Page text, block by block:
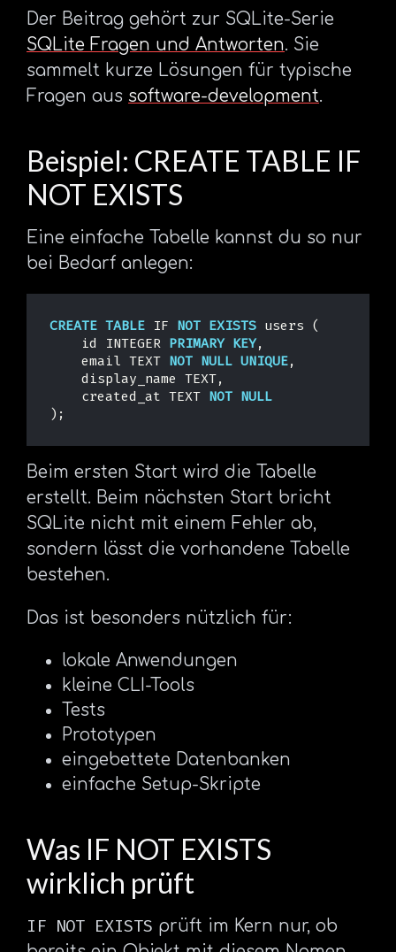
Der Beitrag gehört zur SQLite-Serie
SQLite Fragen und Antworten. Sie
sammelt kurze Lösungen für typische
Fragen aus software-development.
Beispiel: CREATE TABLE IF
NOT EXISTS
Eine einfache Tabelle kannst du so nur
bei Bedarf anlegen:
CREATE TABLE IF NOT EXISTS users
(
id
INTEGER PRIMARY KEY,
email TEXT NOT NULL UNIQUE,
display_name
TEXT,
created_at TEXT NOT NULL
);
Beim ersten Start wird die Tabelle
erstellt. Beim nächsten Start bricht
SQLite nicht mit einem Fehler ab,
sondern lässt die vorhandene Tabelle
bestehen.
Das ist besonders nützlich für:
lokale Anwendungen
kleine CLI-Tools
Tests
Prototypen
eingebettete Datenbanken
einfache Setup-Skripte
Was IF NOT EXISTS
wirklich prüft
IF NOT EXISTS prüft im Kern nur, ob